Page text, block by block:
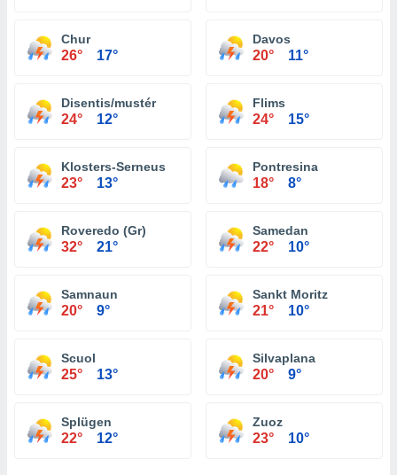
Chur
26° 17°
Davos
20° 11°
Disentis/mustér
24° 12°
Flims
24° 15°
Klosters-Serneus
23° 13°
Pontresina
18° 8°
Roveredo (Gr)
32° 21°
Samedan
22° 10°
Samnaun
20° 9°
Sankt Moritz
21° 10°
Scuol
25° 13°
Silvaplana
20° 9°
Splügen
22° 12°
Zuoz
23° 10°